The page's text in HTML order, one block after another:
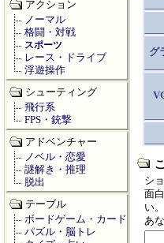
グ
シ
面
い。
あ
アクション
ノーマル
格闘・対戦
スポーツ
レース・ドライブ
浮遊操作
シューティング
飛行系
FPS・銃撃
アドベンチャー
ノベル・恋愛
謎解き・推理
脱出
テーブル
ボードゲーム・カード
パズル・脳トレ